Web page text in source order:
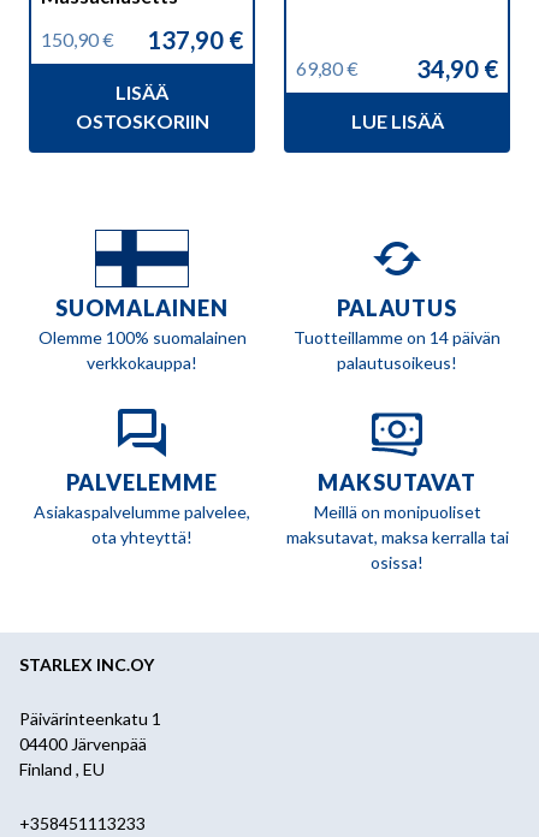
150,90€
Alkuperäinen
hinta
150,90 €.
137,90 €
Nykyinen
hinta
137,90 €.
LISÄÄ
OSTOSKORIIN
69,80€
Alkuperäinen
hinta
69,80 €.
34,90 €
Nykyinen
hinta
34,90 €.
LUE LISÄÄ
SUOMALAINEN
Olemme 100% suomalainen
verkkokauppa!
PALAUTUS
Tuotteillamme on 14 päivän
palautusoikeus!
PALVELEMME
Asiakaspalvelumme palvelee,
ota yhteyttä!
MAKSUTAVAT
Meillä on monipuoliset
maksutavat, maksa kerralla tai
osissa!
STARLEX INC.OY
Päivärinteenkatu 1
04400 Järvenpää
Finland , EU
+358451113233